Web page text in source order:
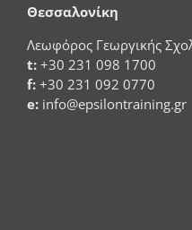
Θεσσαλονίκη
Λεωφόρος Γεωργικής
t: +30 231 098 1700
f: +30 231 092 0770
e: info@epsilontraining.gr